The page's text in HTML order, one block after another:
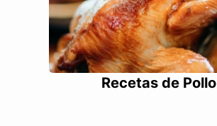
Recetas de Pollo